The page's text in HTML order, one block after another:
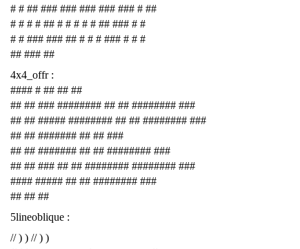
# # ## ### ### ### ### ### # ##
# # # # ## # # # # # ## ### # #
# # ### ### ## # # # ### # # #
## ### ##
4x4_offr :
#### # ## ## ##
## ## ### ######## ## ## ######## ###
## ## ##### ######## ## ## ######## ###
## ## ####### ## ## ###
## ## ####### ## ## ######## ###
## ## ### ## ## ######## ######## ###
#### ##### ## ## ######## ###
## ## ##
5lineoblique :
// ) ) // ) )